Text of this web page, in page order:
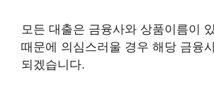
모든 대출은 금융사와 상품이름이
때문에 의심스러울 경우 해당 금융
되겠습니다.